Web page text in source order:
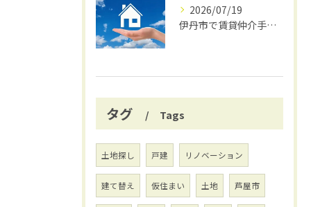
2026/07/19
伊丹市で賃貸仲介手数料無料の賢い借り方
タグ Tags
土地探し 戸建 リノベーション
建て替え 仮住まい 土地 芦屋市